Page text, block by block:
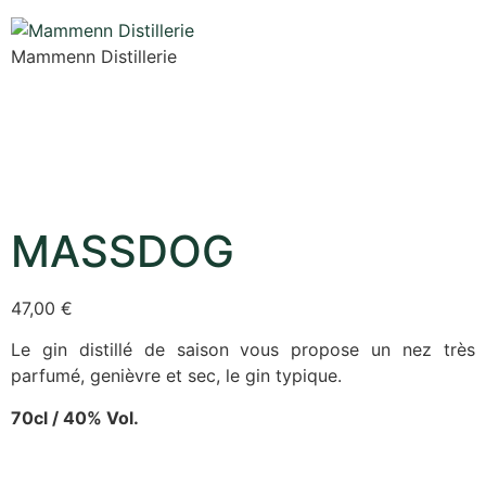
Mammenn Distillerie
MASSDOG
47,00 €
Le gin distillé de saison vous propose un nez très
parfumé, genièvre et sec, le gin typique.
70cl / 40% Vol.